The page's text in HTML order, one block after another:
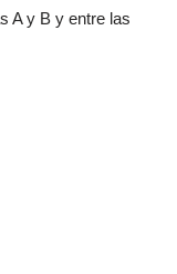
A y B y entre las